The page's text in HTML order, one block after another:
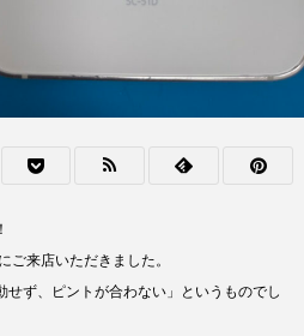
ご来店いただきました。
ず、ピントが合わない」というものでし